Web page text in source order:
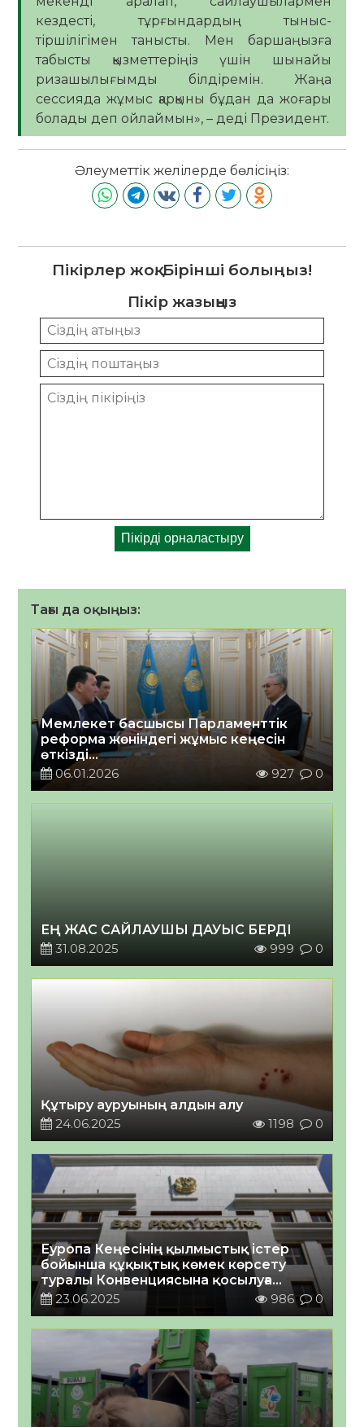
кездесті, тұрғындардың тыныс-
тіршілігімен танысты. Мен баршаңызға
табысты қызметтеріңіз үшін шынайы
ризашылығымды білдіремін. Жаңа
сессияда жұмыс қарқыны бұдан да жоғары
болады деп ойлаймын», – деді Президент.
Әлеуметтік желілерде бөлісіңіз:
Пікірлер жоқ. Бірінші болыңыз!
Пікір жазыңыз
Тағы да оқыңыз:
Мемлекет басшысы Парламенттік
реформа жөніндегі жұмыс кеңесін
өткізді
2026 жылғы 06 қаңтар
06.01.2026 927 0
ЕҢ ЖАС САЙЛАУШЫ ДАУЫС БЕРДІ
31.08.2025
999 0
Құтыру ауруының алдын алу
24.06.2025
1198 0
Еуропа Кеңесінің қылмыстық істер
бойынша құқықтық көмек көрсету
туралы Конвенциясына қосылуға
шақыру туралы
23.06.2025 986 0